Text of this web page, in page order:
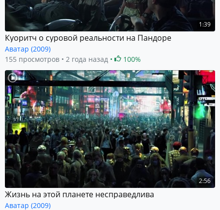
1:39
Куоритч о суровой реальности на Пандоре
Аватар (2009)
155 просмотров
2 года назад 100%
2:56
Жизнь на этой планете несправедлива
Аватар (2009)